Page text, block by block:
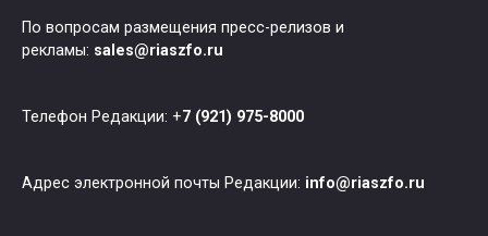
По вопросам размещения пресс-релизов и
рекламы: sales@riaszfo.ru
Телефон Редакции: +7 (921) 975-8000
Адрес электронной почты Редакции: info@riaszfo.ru